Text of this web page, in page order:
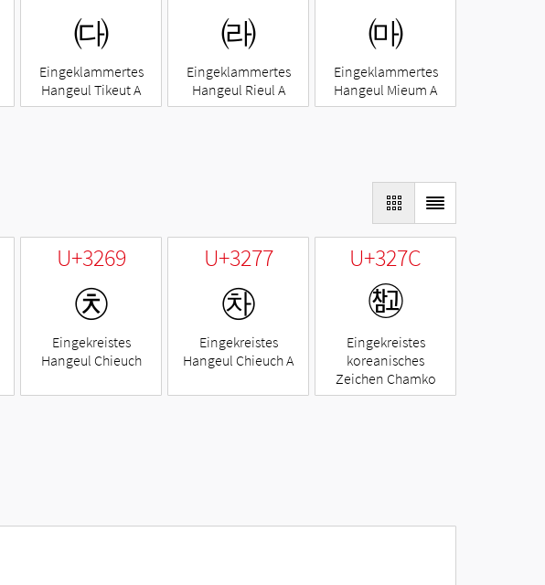
㈐
Eingeklammertes
Hangeul Tikeut A
㈑
Eingeklammertes
Hangeul Rieul A
㈒
Eingeklammertes
Hangeul Mieum A
U+3269
㉩
Eingekreistes
Hangeul Chieuch
U+3277
㉷
Eingekreistes
Hangeul Chieuch A
U+327C
㉼
Eingekreistes
koreanisches
Zeichen Chamko